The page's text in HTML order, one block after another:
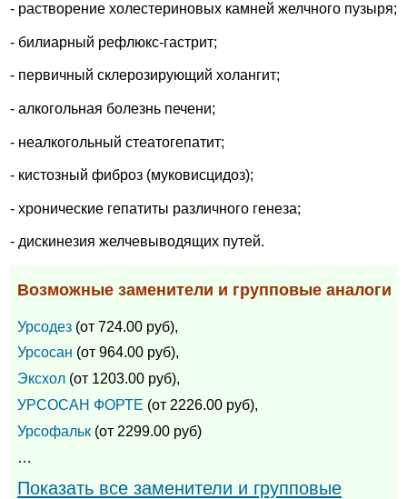
- растворение холестериновых камней желчного пузыря;
- билиарный рефлюкс-гастрит;
- первичный склерозирующий холангит;
- алкогольная болезнь печени;
- неалкогольный стеатогепатит;
- кистозный фиброз (муковисцидоз);
- хронические гепатиты различного генеза;
- дискинезия желчевыводящих путей.
Возможные заменители и групповые аналоги
Урсодез (от 724.00 руб),
Урсосан (от 964.00 руб),
Эксхол (от 1203.00 руб),
УРСОСАН ФОРТЕ (от 2226.00 руб),
Урсофальк (от 2299.00 руб)
…
Показать все заменители и групповые